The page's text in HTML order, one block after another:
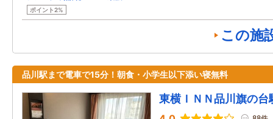
ポイント2%
この施
品川駅まで電車で15分！朝食・小学生以下添い寝無料
東横ＩＮＮ品川旗の台